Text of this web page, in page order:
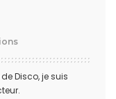
Disco, je suis